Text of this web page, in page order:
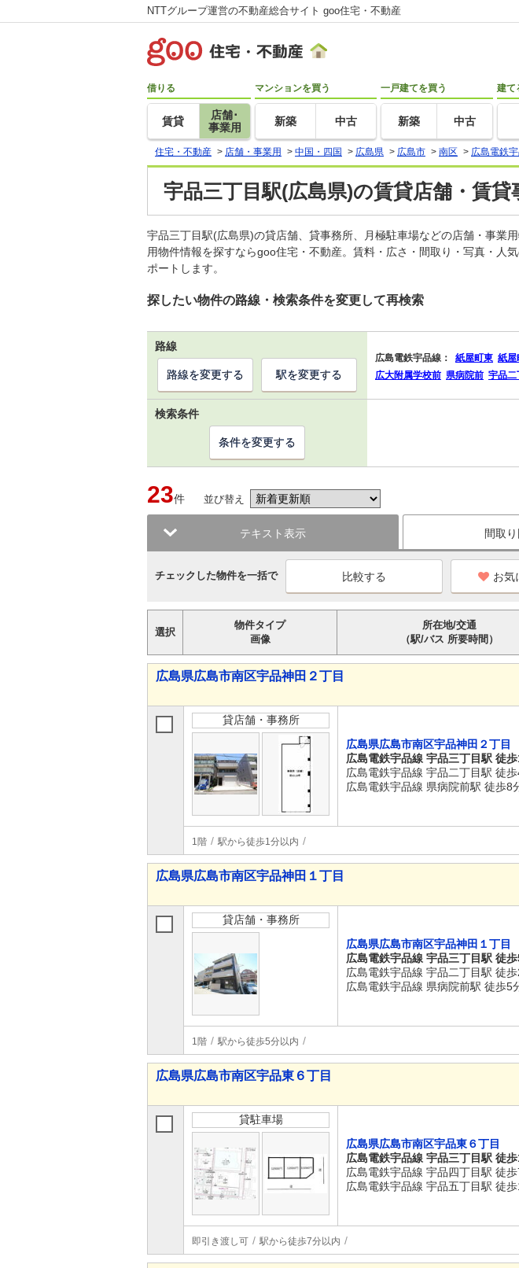
NTTグループ運営の不動産総合サイト goo住宅・不動産
借りる
賃貸
店舗･
事業用
マンションを買う
新築 中古
一戸建てを買う
新築 中古
建て
住宅・不動産 > 店舗・事業用 > 中国・四国 > 広島県 > 広島市 > 南区 > 広島電鉄
宇品三丁目駅(広島県)の賃貸店舗・賃
宇品三丁目駅(広島県)の貸店舗、貸事務所、月極駐車場などの店舗・事業
用物件情報を探すならgoo住宅・不動産。賃料・広さ・間取り・写真・人
ポートします。
探したい物件の路線・検索条件を変更して再検索
路線
広島電鉄宇品線： 紙屋町東 紙屋
広大附属学校前 県病院前 宇品二
路線を変更する 駅を変更する
検索条件
条件を変更する
23件 並び替え
テキスト表示 間取
チェックした物件を一括で お気
選択
物件タイプ
画像
所在地/交通
（駅/バス 所要時間）
広島県広島市南区宇品神田２丁目
貸店舗・事務所
広島県広島市南区宇品神田２丁目
広島電鉄宇品線 宇品三丁目駅 徒
広島電鉄宇品線 宇品二丁目駅 徒
広島電鉄宇品線 県病院前駅 徒歩8
1階 駅から徒歩1分以内
広島県広島市南区宇品神田１丁目
貸店舗・事務所
広島県広島市南区宇品神田１丁目
広島電鉄宇品線 宇品三丁目駅 徒
広島電鉄宇品線 宇品二丁目駅 徒
広島電鉄宇品線 県病院前駅 徒歩5
1階 駅から徒歩5分以内
広島県広島市南区宇品東６丁目
貸駐車場
広島県広島市南区宇品東６丁目
広島電鉄宇品線 宇品三丁目駅 徒
広島電鉄宇品線 宇品四丁目駅 徒
広島電鉄宇品線 宇品五丁目駅 徒
即引き渡し可 駅から徒歩7分以内